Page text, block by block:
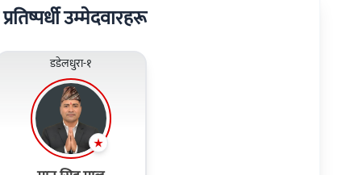
उम्मेदवारहरू
डडेलधुरा-१